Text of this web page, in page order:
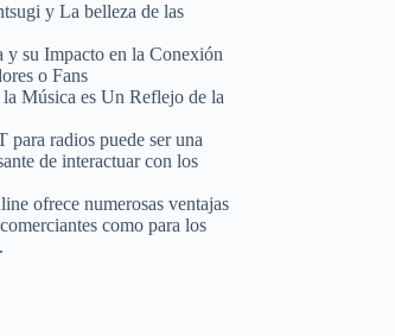
y La belleza de las
y su Impacto en la Conexión
o Fans
Música es Un Reflejo de la
para radios puede ser una
de interactuar con los
ofrece numerosas ventajas
como para los